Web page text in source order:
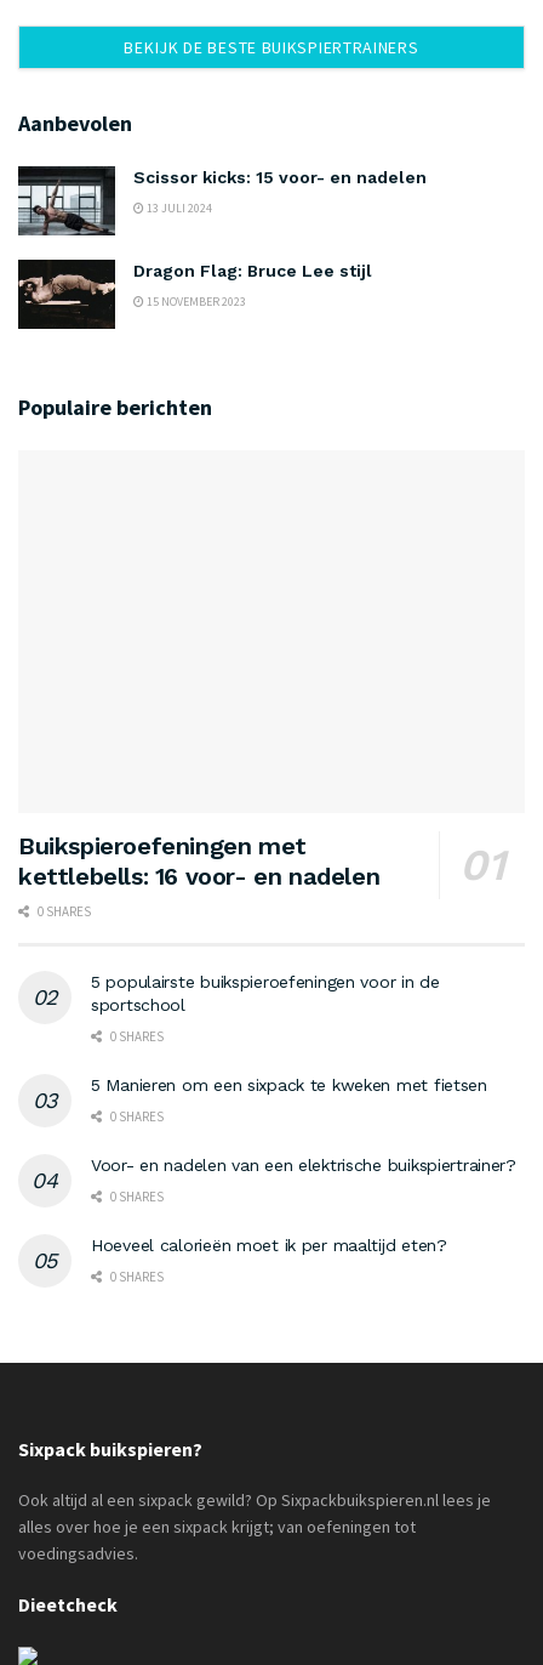
BEKIJK DE BESTE BUIKSPIERTRAINERS
Aanbevolen
Scissor kicks: 15 voor- en nadelen
13 JULI 2024
Dragon Flag: Bruce Lee stijl
15 NOVEMBER 2023
Populaire berichten
Buikspieroefeningen met
kettlebells: 16 voor- en nadelen
0 SHARES
5 populairste buikspieroefeningen voor in de
sportschool
0 SHARES
5 Manieren om een sixpack te kweken met fietsen
0 SHARES
Voor- en nadelen van een elektrische buikspiertrainer?
0 SHARES
Hoeveel calorieën moet ik per maaltijd eten?
0 SHARES
Sixpack buikspieren?
Ook altijd al een sixpack gewild? Op Sixpackbuikspieren.nl lees je
alles over hoe je een sixpack krijgt; van oefeningen tot
voedingsadvies.
Dieetcheck